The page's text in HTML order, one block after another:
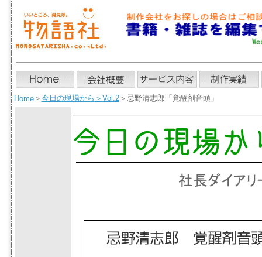
Home＞ 今日の現場から ＞ Vol.2＞忌野清志郎「覚醒剤音頭」